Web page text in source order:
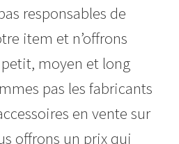
responsables de
item et n’offrons
moyen et long
pas les fabricants
en vente sur
offrons un prix qui